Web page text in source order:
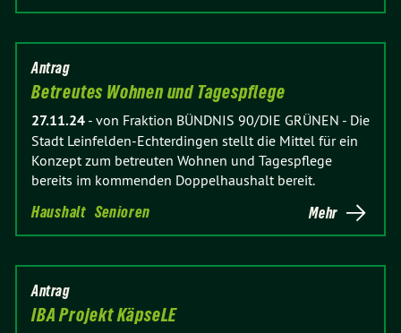
Antrag
Betreutes Wohnen und Tagespflege
27.11.24 - von Fraktion BÜNDNIS 90/DIE GRÜNEN - Die
Stadt Leinfelden-Echterdingen stellt die Mittel für ein
Konzept zum betreuten Wohnen und Tagespflege
bereits im kommenden Doppelhaushalt bereit.
Haushalt Senioren Mehr
Antrag
IBA Projekt KäpseLE